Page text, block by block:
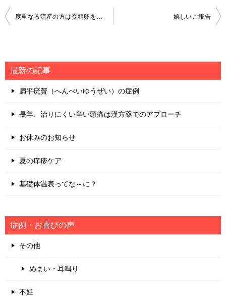
投
ビ
ゲ
ー
シ
嬉しいご報告
最新の記事
扁平疣贅（へんぺいゆうぜい）の症例
長年、治りにくい辛い頭痛は漢方薬でのアプローチ
お休みのお知らせ
夏の痒疹ケア
基礎体温表ってな～に？
症例・お喜びの声
その他
めまい・耳鳴り
不妊